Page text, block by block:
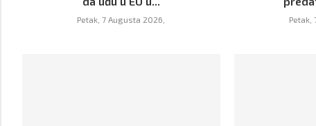
Petak, 7 Augusta 2026, Petak,